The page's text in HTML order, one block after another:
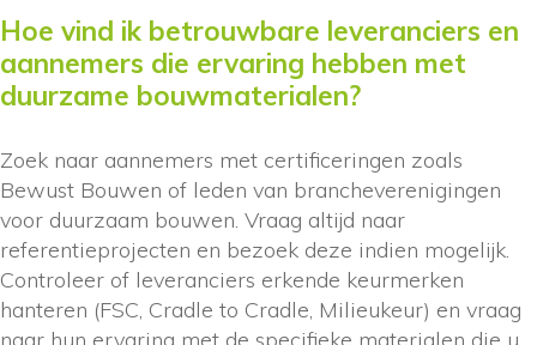
Hoe vind ik betrouwbare leveranciers en
aannemers die ervaring hebben met
duurzame bouwmaterialen?
Zoek naar aannemers met certificeringen zoals
Bewust Bouwen of leden van brancheverenigingen
voor duurzaam bouwen. Vraag altijd naar
referentieprojecten en bezoek deze indien mogelijk.
Controleer of leveranciers erkende keurmerken
hanteren (FSC, Cradle to Cradle, Milieukeur) en vraag